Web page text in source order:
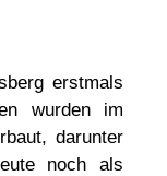
erstmals
wurden im
darunter
noch als